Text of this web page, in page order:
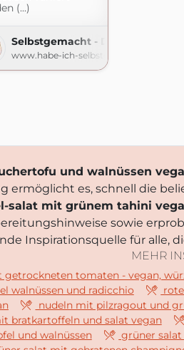
(...)
Selbstgemacht - Der Foodblog
www.habe-ich-selbstgemacht.de
und walnüssen
ermöglicht es, schnell die
salat mit grünem tahini
sowie
Inspirationsquelle für alle,
MEHR
tomaten - vegan,
walnüssen und radicchio
nudeln mit pilzragout und
bratkartoffeln und salat vegan
und walnüssen
grüner